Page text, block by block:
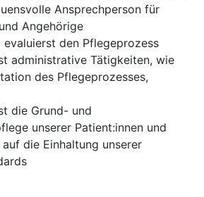
Ansprechperson für
Angehörige
evaluierst den Pflegeprozess
administrative Tätigkeiten, wie
des Pflegeprozesses,
die Grund- und
unserer Patient:innen und
die Einhaltung unserer